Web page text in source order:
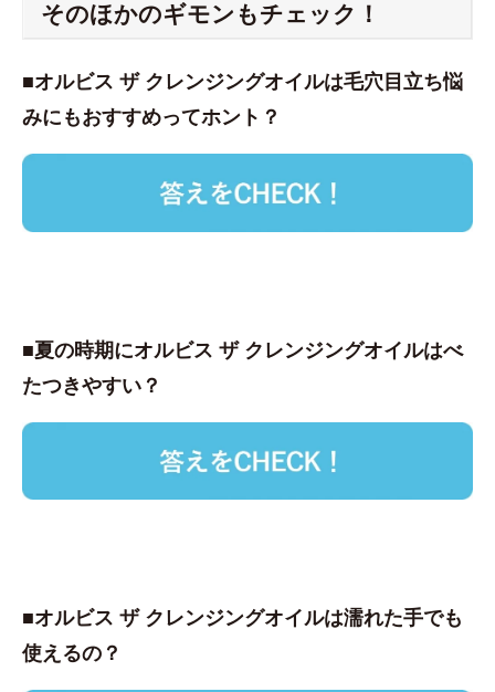
そのほかのギモンもチェック！
■オルビス ザ クレンジングオイルは毛穴目立ち悩
みにもおすすめってホント？
■夏の時期にオルビス ザ クレンジングオイルはべ
たつきやすい？
■オルビス ザ クレンジングオイルは濡れた手でも
使えるの？